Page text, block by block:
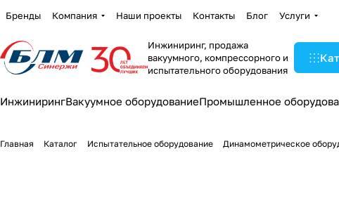
Бренды Компания Наши проекты Контакты Блог Услуги
Инжиниринг, продажа
вакуумного, компрессорного и
испытательного оборудования
ИнжинирингВакуумное оборудованиеПромышленное
Главная Каталог Испытательное оборудование Динамометрическое